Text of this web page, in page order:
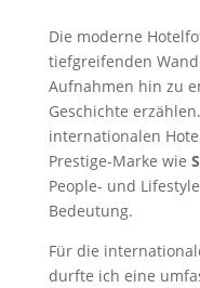
Die moderne
tiefgreifenden
Aufnahmen hin zu
Geschichte
internationalen
Prestige-Marke wie
People- und
Bedeutung.
Für die
durfte ich eine